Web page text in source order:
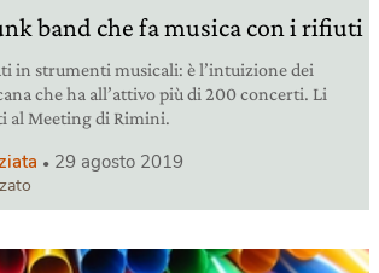
band che fa musica con i rifiuti
in strumenti musicali: è l’intuizione dei
che ha all’attivo più di 200 concerti. Li
al Meeting di Rimini.
29 agosto 2019